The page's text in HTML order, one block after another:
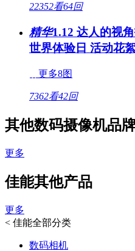
22352看64回
精华1.12 达人的视
世界体验日 活动花
更多8图
7362看42回
其他数码摄像机品
更多
佳能其他产品
更多
< 佳能全部分类
数码相机